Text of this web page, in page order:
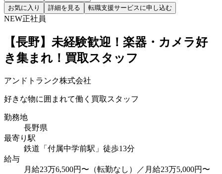
お気に入り
詳細を見る 転職支援サービスに申し込む
NEW正社員
【長野】未経験歓迎！楽器・カメラ好
き集まれ！買取スタッフ
アンドトランク株式会社
好きな物に囲まれて働く買取スタッフ
勤務地
長野県
最寄り駅
鉄道「付属中学前駅」徒歩13分
給与
月給23万6,500円〜（転勤なし）／月給23万5,000円〜